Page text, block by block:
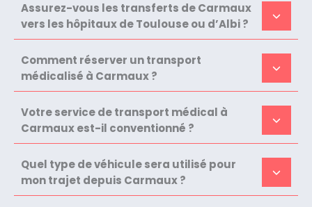
Assurez-vous les transferts de Carmaux
vers les hôpitaux de Toulouse ou d’Albi ?
Comment réserver un transport
médicalisé à Carmaux ?
Votre service de transport médical à
Carmaux est-il conventionné ?
Quel type de véhicule sera utilisé pour
mon trajet depuis Carmaux ?